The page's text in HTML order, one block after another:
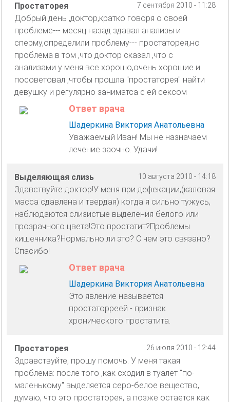
7 сентября 2010 - 11:28
Простаторея
Добрый день ,доктор,кратко говоря о своей
проблеме--- месяц назад здавал анализы и
сперму,определили проблему--- простаторея,но
проблема в том ,что доктор сказал ,что с
анализами у меня все хорошо,очень хорошие и
посоветовал ,чтобы прошла "простаторея" найти
девушку и регулярно заниматса с ей сексом
Ответ врача
Шадеркина Виктория Анатольевна
Уважаемый Иван! Мы не назначаем
лечение заочно. Удачи!
10 августа 2010 - 14:18
Выделяющая слизь
Здавствуйте доктор!У меня при дефекации,(каловая
масса сдавлена и твердая) когда я сильно тужусь,
наблюдаются слизистые выделения белого или
прозрачного цвета!Это простатит?Проблемы
кишечника?Нормально ли это? С чем это связано?
Спасибо!
Ответ врача
Шадеркина Виктория Анатольевна
Это явление называется
простаторреей - признак
хронического простатита.
26 июля 2010 - 12:44
Простаторея
Здравствуйте, прошу помочь. У меня такая
проблема: после того ,как сходил в туалет "по-
маленькому" выделяется серо-белое вещество,
думаю, что это простаторея, а позже остается как